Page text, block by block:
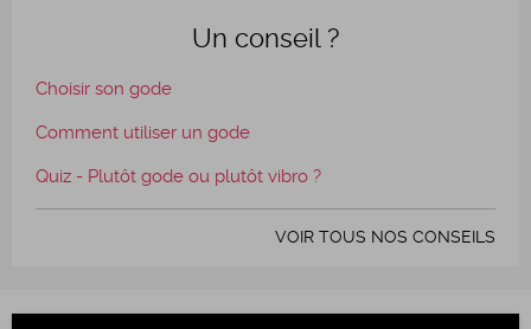
Un conseil ?
Choisir son gode
Comment utiliser un gode
Quiz - Plutôt gode ou plutôt vibro ?
VOIR TOUS NOS CONSEILS